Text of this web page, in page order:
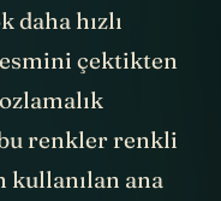
daha hızlı
çektikten
renkler renkli